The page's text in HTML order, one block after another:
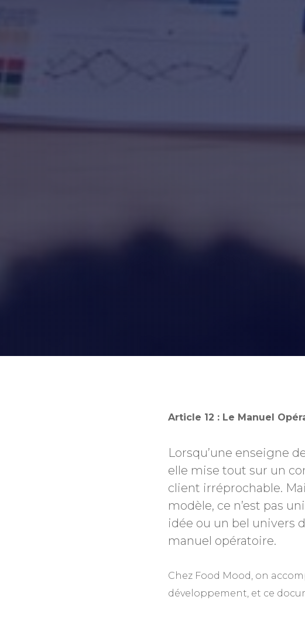
Article 12 : Le Manuel
Lorsqu’une enseigne
elle mise tout sur un
client irréprochable.
modèle, ce n’est pas
idée ou un bel univers
manuel opératoire.
Chez Food Mood, on
développement, et ce